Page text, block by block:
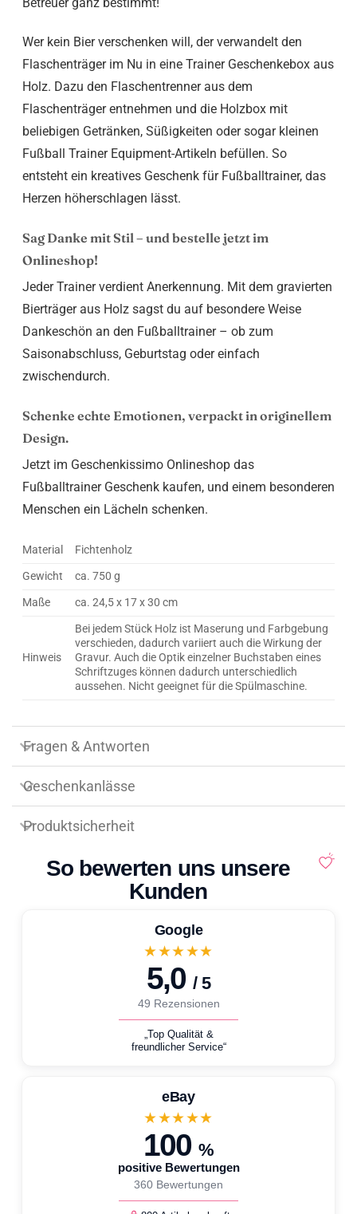
Wer kein Bier verschenken will, der verwandelt den
Flaschenträger im Nu in eine Trainer Geschenkebox aus
Holz. Dazu den Flaschentrenner aus dem
Flaschenträger entnehmen und die Holzbox mit
beliebigen Getränken, Süßigkeiten oder sogar kleinen
Fußball Trainer Equipment-Artikeln befüllen. So
entsteht ein kreatives Geschenk für Fußballtrainer, das
Herzen höherschlagen lässt.
Sag Danke mit Stil – und bestelle jetzt im
Onlineshop!
Jeder Trainer verdient Anerkennung. Mit dem gravierten
Bierträger aus Holz sagst du auf besondere Weise
Dankeschön an den Fußballtrainer – ob zum
Saisonabschluss, Geburtstag oder einfach
zwischendurch.
Schenke echte Emotionen, verpackt in originellem
Design.
Jetzt im Geschenkissimo Onlineshop das
Fußballtrainer Geschenk kaufen, und einem besonderen
Menschen ein Lächeln schenken.
Material
Fichtenholz
Gewicht
ca. 750 g
Maße
ca. 24,5 x 17 x 30 cm
Hinweis
Bei jedem Stück Holz ist Maserung und Farbgebung
verschieden, dadurch variiert auch die Wirkung der
Gravur. Auch die Optik einzelner Buchstaben eines
Schriftzuges können dadurch unterschiedlich
aussehen. Nicht geeignet für die Spülmaschine.
Fragen & Antworten
Geschenkanlässe
Produktsicherheit
So bewerten uns unsere
Kunden
Google
★★★★★
5,0 / 5
49 Rezensionen
„Top Qualität &
freundlicher Service“
eBay
★★★★★
100 %
positive Bewertungen
360 Bewertungen